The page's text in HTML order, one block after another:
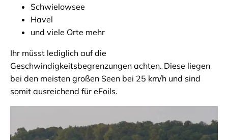
Schwielowsee
Havel
und viele Orte mehr
Ihr müsst lediglich auf die
Geschwindigkeitsbegrenzungen achten. Diese liegen
bei den meisten großen Seen bei 25 km/h und sind
somit ausreichend für eFoils.